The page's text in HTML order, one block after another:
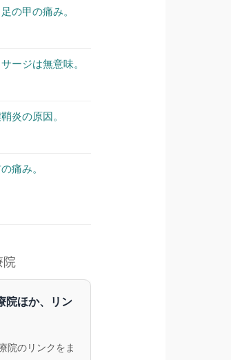
の甲の痛み。
ージは無意味。
炎の原因。
痛み。
院
院ほか、リン
院のリンクをま